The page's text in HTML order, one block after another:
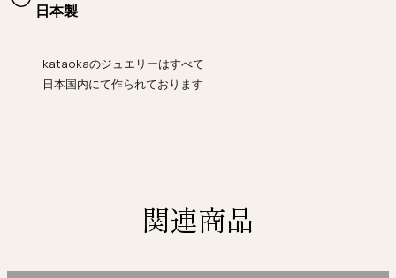
日本製
kataokaのジュエリーはすべて
日本国内にて作られております
関連商品